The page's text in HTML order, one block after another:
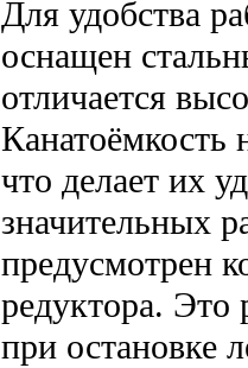
Для удобства
оснащен
отличается
Канатоёмкость
что делает их
значительных
предусмотрен
редуктора. Это
при остановке